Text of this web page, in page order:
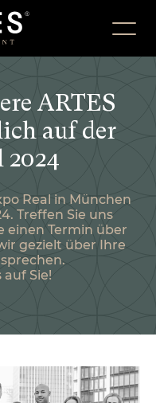
ARTES
auf der
2024
Real in München
Treffen Sie uns
einen Termin über
gezielt über Ihre
Sie!